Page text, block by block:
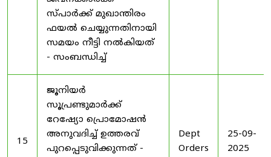
സ്പാർക്ക് മുഖാന്തിരം
ഫയൽ ചെയ്യുന്നതിനായി
സമയം നീട്ടി നൽകിയത്
- സംബന്ധിച്ച്
15
ജൂനിയർ
സൂപ്രണ്ടുമാർക്ക്
റേഷ്യോ പ്രൊമോഷൻ
അനുവദിച്ച് ഉത്തരവ്
പുറപ്പെടുവിക്കുന്നത് -
Dept
Orders
25-09-
2025